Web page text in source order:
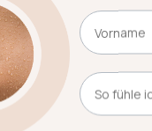
was zu
kann damit
Name
Kategorie